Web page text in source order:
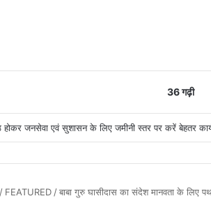
36 गढ़ी
साय ने अपनी माँ के नाम पर लगाया पीपल का पौधा, वन
/ FEATURED /बाबा गुरु घासीदास का संदेश मानवता के लिए